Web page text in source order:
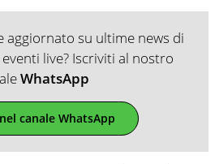
aggiornato su ultime news di
live? Iscriviti al nostro
WhatsApp
canale WhatsApp